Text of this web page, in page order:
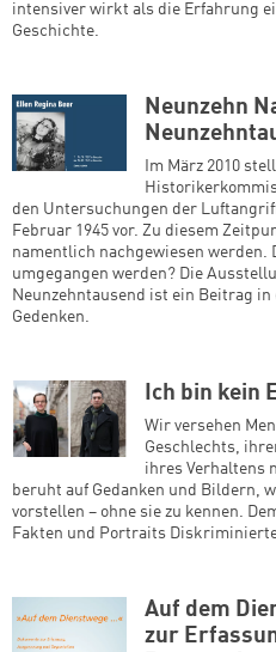
intensiver wirkt als die Erfahrung
Geschichte.
Neunzehn
Im März 2010
den Untersuchungen der
Februar 1945 vor. Zu diesem
namentlich nachgewiesen werden.
umgegangen werden? Die
Neunzehntausend ist ein Beitrag
Gedenken.
Ich bin kein
Wir versehen
Geschlechts,
ihres Verhaltens
beruht auf Gedanken und Bildern,
vorstellen – ohne sie zu kennen.
Fakten und Portraits
Auf dem
zur
weiter lesen